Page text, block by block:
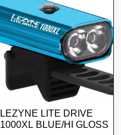
LEZYNE LITE DRIVE
1000XL BLUE/HI GLOSS